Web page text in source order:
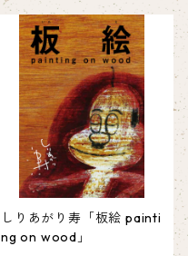
しりあがり寿「板絵 painti
ng on wood」